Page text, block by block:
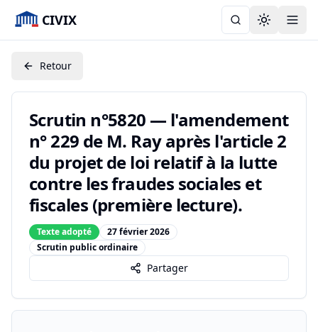
CIVIX Toggle
Retour
Scrutin n°5820 — l'amendement
n° 229 de M. Ray après l'article 2
du projet de loi relatif à la lutte
contre les fraudes sociales et
fiscales (première lecture).
Texte adopté
27 février 2026
Scrutin public ordinaire
Partager